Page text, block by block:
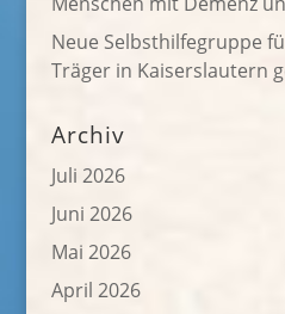
Neue Selbsthilfegruppe
Träger in Kaiserslautern
Archiv
Juli 2026
Juni 2026
Mai 2026
April 2026